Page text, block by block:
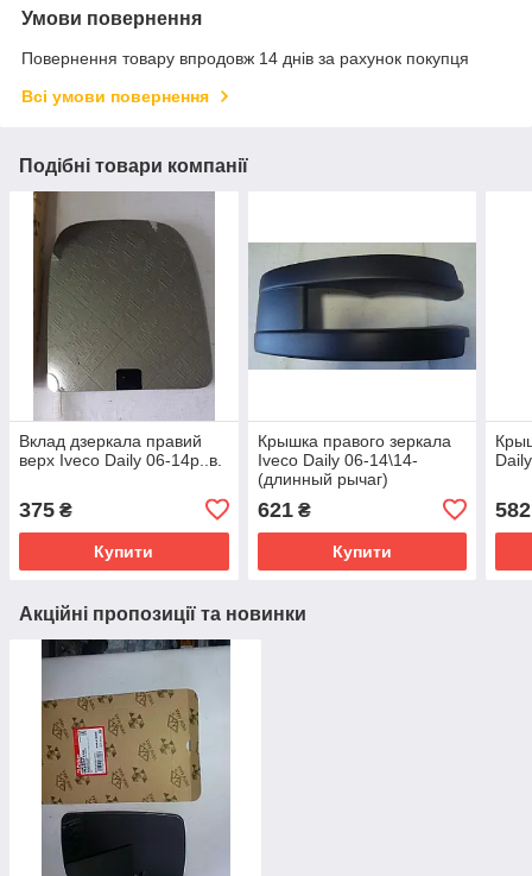
Умови повернення
Повернення товару впродовж 14 днів за рахунок покупця
Всі умови повернення
Подібні товари компанії
Вклад дзеркала правий
верх Iveco Daily 06-14р..в.
375 ₴
Купити
Крышка правого зеркала
Iveco Daily 06-14\14-
(длинный рычаг)
621₴
Купити
582
Акційні пропозиції та новинки